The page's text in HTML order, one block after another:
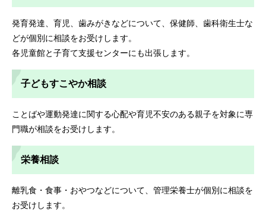
発育発達、育児、歯みがきなどについて、保健師、歯科衛生士な
どが個別に相談をお受けします。
各児童館と子育て支援センターにも出張します。
子どもすこやか相談
ことばや運動発達に関する心配や育児不安のある親子を対象に専
門職が相談をお受けします。
栄養相談
離乳食・食事・おやつなどについて、管理栄養士が個別に相談を
お受けします。